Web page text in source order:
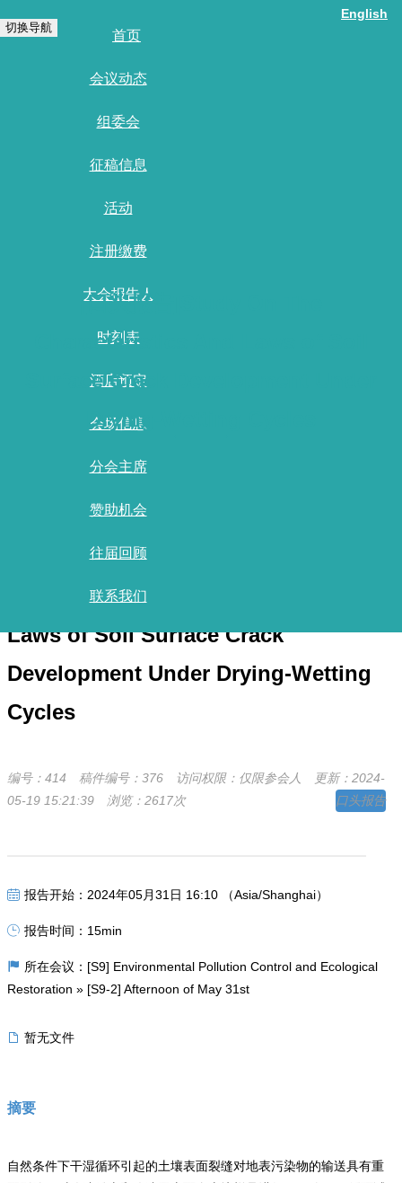
English
切换导航
首页
会议动态
组委会
征稿信息
活动
注册缴费
大会报告人
时刻表
酒店预定
会场信息
分会主席
赞助机会
往届回顾
联系我们
[口头报告]Study On The
Characteristics And Laws of Soil
Surface Crack Development Under
Drying-Wetting Cycles
报告清单 /
Study On The Characteristics And
Laws of Soil Surface Crack
Development Under Drying-Wetting
Cycles
编号：414 稿件编号：376 访问权限：仅限参会人
更新：2024-
05-19 15:21:39
浏览：2617次 口头报告
报告开始：2024年05月31日 16:10 （Asia/Shanghai）
报告时间：15min
所在会议：[S9] Environmental Pollution Control and Ecological
Restoration » [S9-2] Afternoon of May 31st
暂无文件
摘要
自然条件下干湿循环引起的土壤表面裂缝对地表污染物的输送具有重